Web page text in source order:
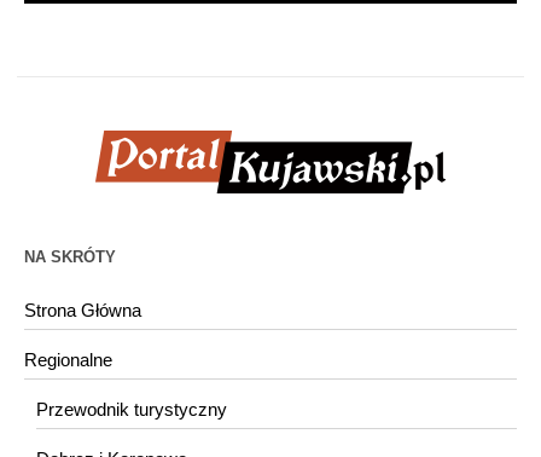
NA SKRÓTY
Strona Główna
Regionalne
Przewodnik turystyczny